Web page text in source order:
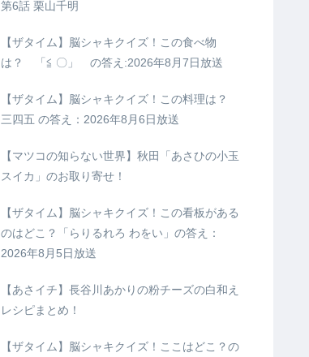
第6話 栗山千明
【ザタイム】脳シャキクイズ！この食べ物
は？ 「≦ 〇」 の答え:2026年8月7日放送
【ザタイム】脳シャキクイズ！この料理は？
三四五 の答え：2026年8月6日放送
【マツコの知らない世界】秋田「あさひの小玉
スイカ」のお取り寄せ！
【ザタイム】脳シャキクイズ！この看板がある
のはどこ？「らりるれろ わをい」の答え：
2026年8月5日放送
【あさイチ】長谷川あかりの粉チーズの白和え
レシピまとめ！
【ザタイム】脳シャキクイズ！ここはどこ？の